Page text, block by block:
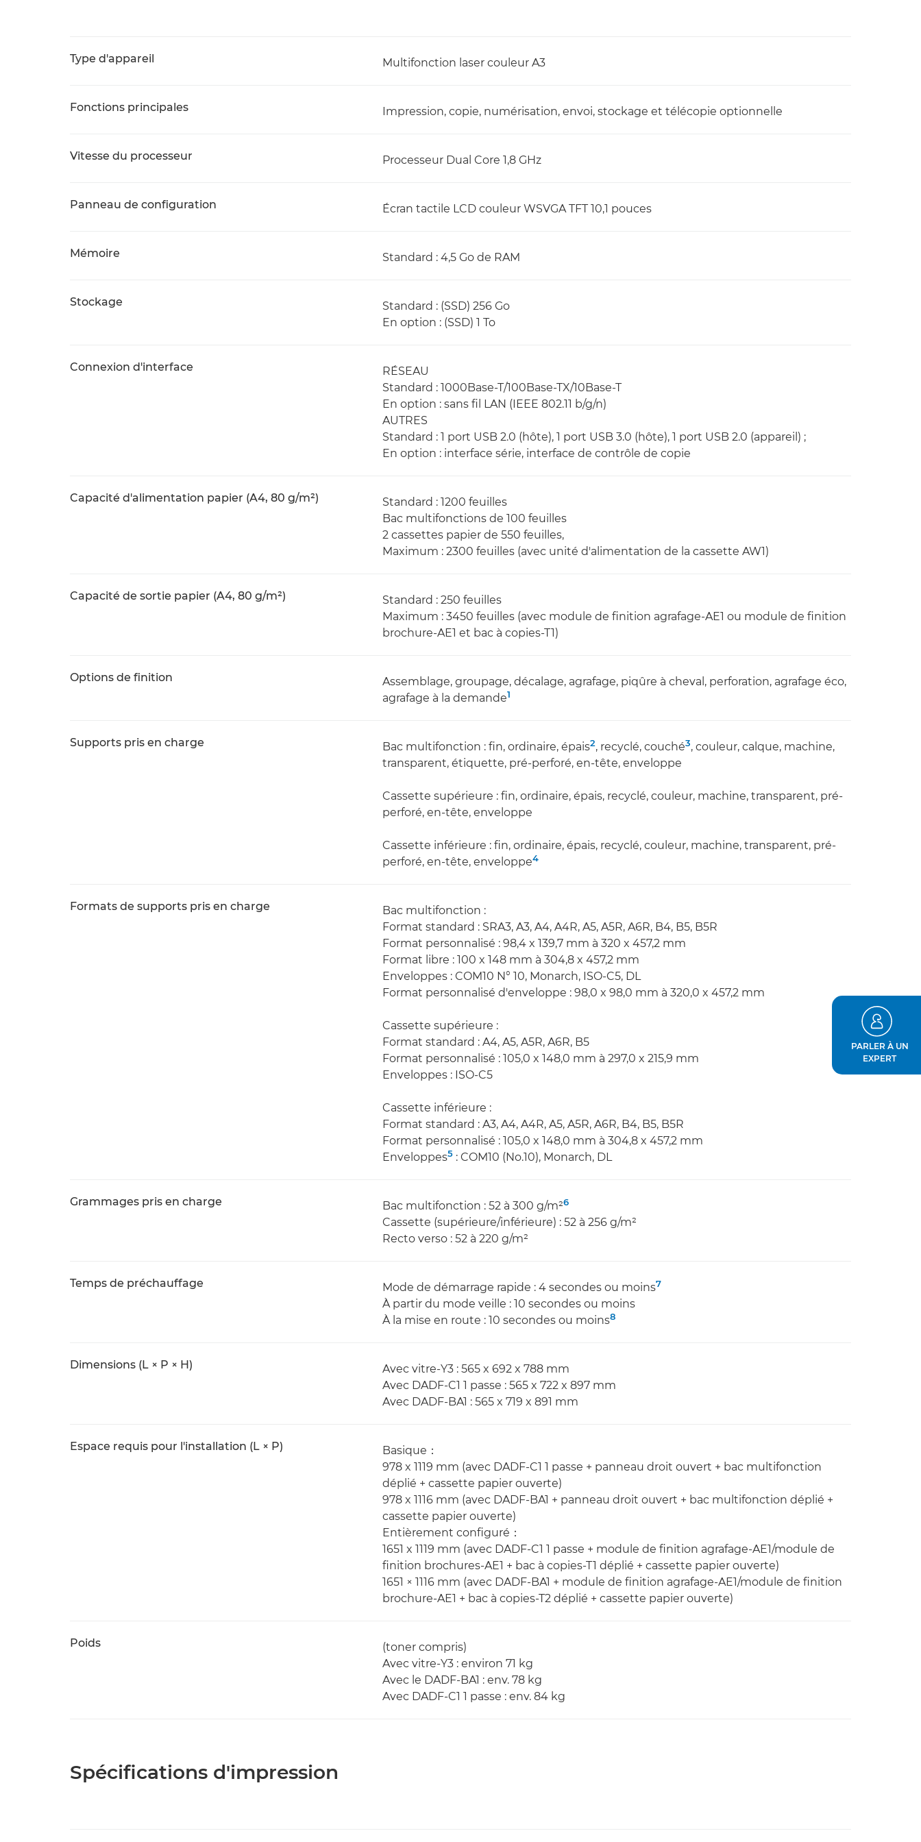
Type d'appareil Multifonction laser couleur A3
Fonctions principales Impression, copie, numérisation, envoi, stockage et télécopie optionnelle
Vitesse du processeur Processeur Dual Core 1,8 GHz
Panneau de configuration Écran tactile LCD couleur WSVGA TFT 10,1 pouces
Mémoire Standard : 4,5 Go de RAM
Stockage
Standard : (SSD) 256 Go
En option : (SSD) 1 To
Connexion d'interface
RÉSEAU
Standard : 1000Base-T/100Base-TX/10Base-T
En option : sans fil LAN (IEEE 802.11 b/g/n)
AUTRES
Standard : 1 port USB 2.0 (hôte), 1 port USB 3.0 (hôte), 1 port USB 2.0 (appareil) ;
En option : interface série, interface de contrôle de copie
Capacité d'alimentation papier (A4, 80 g/m²)
Standard : 1200 feuilles
Bac multifonctions de 100 feuilles
2 cassettes papier de 550 feuilles,
Maximum : 2300 feuilles (avec unité d'alimentation de la cassette AW1)
Capacité de sortie papier (A4, 80 g/m²)
Standard : 250 feuilles
Maximum : 3450 feuilles (avec module de finition agrafage-AE1 ou module de finition
brochure-AE1 et bac à copies-T1)
Options de finition
Assemblage, groupage, décalage, agrafage, piqûre à cheval, perforation, agrafage éco,
agrafage à la demande1
Supports pris en charge Bac multifonction : fin, ordinaire, épais2, recyclé, couché3, couleur, calque, machine,
transparent, étiquette, pré-perforé, en-tête, enveloppe
Cassette supérieure : fin, ordinaire, épais, recyclé, couleur, machine, transparent, pré-
perforé, en-tête, enveloppe
Cassette inférieure : fin, ordinaire, épais, recyclé, couleur, machine, transparent, pré-
perforé, en-tête, enveloppe4
Formats de supports pris en charge
Bac multifonction :
Format standard : SRA3, A3, A4, A4R, A5, A5R, A6R, B4, B5, B5R
Format personnalisé : 98,4 x 139,7 mm à 320 x 457,2 mm
Format libre : 100 x 148 mm à 304,8 x 457,2 mm
Enveloppes : COM10 N° 10, Monarch, ISO-C5, DL
Format personnalisé d'enveloppe : 98,0 x 98,0 mm à 320,0 x 457,2 mm
Cassette supérieure :
Format standard : A4, A5, A5R, A6R, B5
Format personnalisé : 105,0 x 148,0 mm à 297,0 x 215,9 mm
Enveloppes : ISO-C5
Cassette inférieure :
Format standard : A3, A4, A4R, A5, A5R, A6R, B4, B5, B5R
Format personnalisé : 105,0 x 148,0 mm à 304,8 x 457,2 mm
Enveloppes5 : COM10 (No.10), Monarch, DL
Grammages pris en charge Bac multifonction : 52 à 300 g/m²6
Cassette (supérieure/inférieure) : 52 à 256 g/m²
Recto verso : 52 à 220 g/m²
Temps de préchauffage Mode de démarrage rapide : 4 secondes ou moins7
À partir du mode veille : 10 secondes ou moins
À la mise en route : 10 secondes ou moins8
Dimensions (L × P × H)
Avec vitre-Y3 : 565 x 692 x 788 mm
Avec DADF-C1 1 passe : 565 x 722 x 897 mm
Avec DADF-BA1 : 565 x 719 x 891 mm
Espace requis pour l'installation (L × P)
Basique：
978 x 1119 mm (avec DADF-C1 1 passe + panneau droit ouvert + bac multifonction
déplié + cassette papier ouverte)
978 x 1116 mm (avec DADF-BA1 + panneau droit ouvert + bac multifonction déplié +
cassette papier ouverte)
Entièrement configuré：
1651 x 1119 mm (avec DADF-C1 1 passe + module de finition agrafage-AE1/module de
finition brochures-AE1 + bac à copies-T1 déplié + cassette papier ouverte)
1651 × 1116 mm (avec DADF-BA1 + module de finition agrafage-AE1/module de finition
brochure-AE1 + bac à copies-T2 déplié + cassette papier ouverte)
Poids
(toner compris)
Avec vitre-Y3 : environ 71 kg
Avec le DADF-BA1 : env. 78 kg
Avec DADF-C1 1 passe : env. 84 kg
Spécifications d'impression
PARLER À UN
EXPERT